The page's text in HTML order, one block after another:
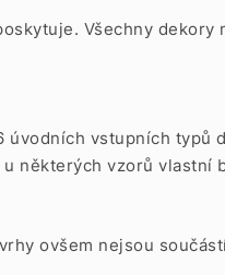
Všechny dekory
vstupních typů
některých vzorů vlastní
ovšem nejsou